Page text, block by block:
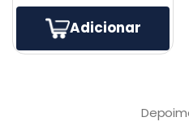
Adicionar